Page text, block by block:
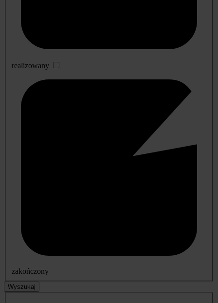
realizowany
zakończony
Wyszukaj